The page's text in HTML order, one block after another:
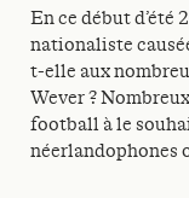
En ce début d’été
nationaliste
t-elle aux
Wever ?
football à le
néerlandophones